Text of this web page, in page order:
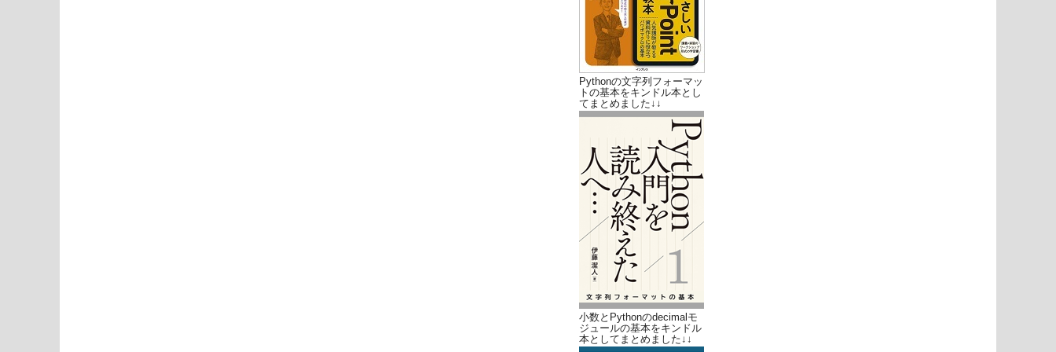
Pythonの文字列フォーマッ
トの基本をキンドル本とし
てまとめました↓↓
小数とPythonのdecimalモ
ジュールの基本をキンドル
本としてまとめました↓↓